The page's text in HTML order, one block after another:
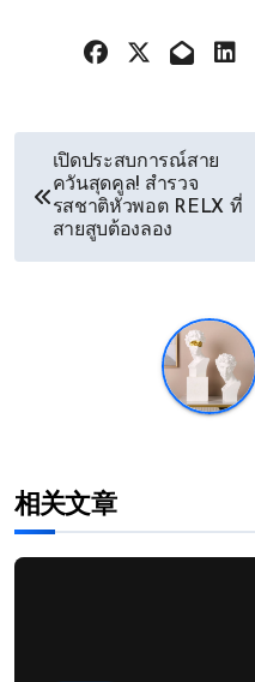
章
导
เปิดประสบการณ์สาย
ควันสุดคูล! สำรวจ
รสชาติหัวพอต RELX ที่
สายสูบต้องลอง
相关文章